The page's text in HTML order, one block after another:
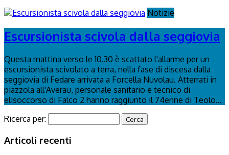
Notizie
Escursionista scivola dalla seggiovia
Questa mattina verso le 10.30 è scattato l'allarme per un
escursionista scivolato a terra, nella fase di discesa dalla
seggiovia di Fedare arrivata a Forcella Nuvolau. Atterrati in
piazzola all'Averau, personale sanitario e tecnico di
elisoccorso di Falco 2 hanno raggiunto il 74enne di Teolo...
Ricerca per:
Articoli recenti